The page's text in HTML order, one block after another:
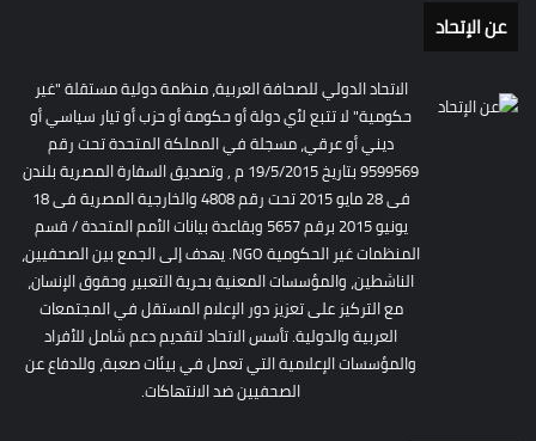
عن الإتحاد
الاتحاد الدولي للصحافة العربية، منظمة دولية مستقلة "غير
حكومية" لا تتبع لأي دولة أو حكومة أو حزب أو تيار سياسي أو
ديني أو عرقي، مسجلة في المملكة المتحدة تحت رقم
9599569 بتاريخ 19/5/2015 م , وتصديق السفارة المصرية بلندن
فى 28 مايو 2015 تحت رقم 4808 والخارجية المصرية فى 18
يونيو 2015 برقم 5657 وبقاعدة بيانات الأمم المتحدة / قسم
المنظمات غير الحكومية NGO. يهدف إلى الجمع بين الصحفيين،
الناشطين، والمؤسسات المعنية بحرية التعبير وحقوق الإنسان،
مع التركيز على تعزيز دور الإعلام المستقل في المجتمعات
العربية والدولية. تأسس الاتحاد لتقديم دعم شامل للأفراد
والمؤسسات الإعلامية التي تعمل في بيئات صعبة، وللدفاع عن
الصحفيين ضد الانتهاكات.